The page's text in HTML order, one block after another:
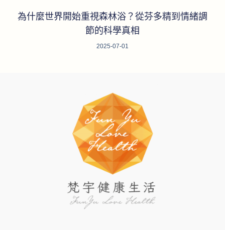
為什麼世界開始重視森林浴？從芬多精到情緒調
節的科學真相
2025-07-01